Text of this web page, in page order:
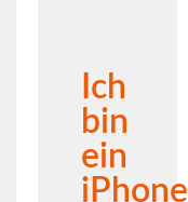
Ich
bin
ein
iPhone